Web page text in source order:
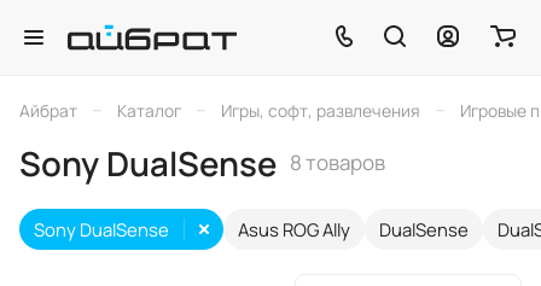
Айбрат – Каталог – Игры, софт, развлечения – Игровые
Sony DualSense 8 товаров
Asus ROG Ally DualSense
Sony DualSense